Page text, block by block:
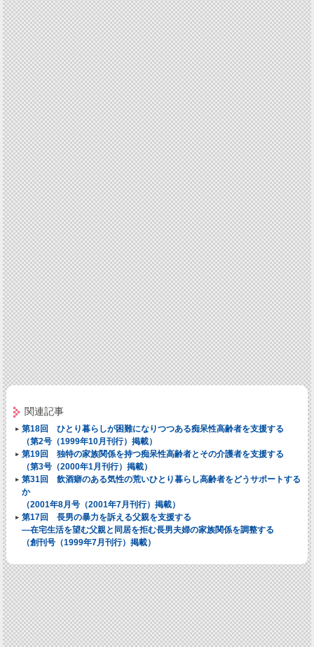
関連記事
第18回 ひとり暮らしが困難になりつつある痴呆性高齢者を支援する
（第2号（1999年10月刊行）掲載）
第19回 独特の家族関係を持つ痴呆性高齢者とその介護者を支援する
（第3号（2000年1月刊行）掲載）
第31回 飲酒癖のある気性の荒いひとり暮らし高齢者をどうサポートする
か
（2001年8月号（2001年7月刊行）掲載）
第17回 長男の暴力を訴える父親を支援する
―在宅生活を望む父親と同居を拒む長男夫婦の家族関係を調整する
（創刊号（1999年7月刊行）掲載）